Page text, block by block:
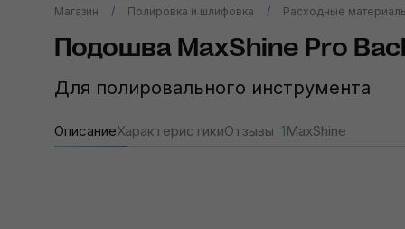
Магазин Полировка и шлифовка Расходные
Подошва MaxShine Pro
Для полировального инструмента
ОписаниеХарактеристикиОтзывы 1MaxShine